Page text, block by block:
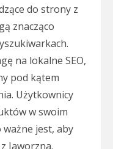
do strony z
znacząco
na lokalne SEO,
pod kątem
Użytkownicy
w swoim
jest, aby
Jaworzna.